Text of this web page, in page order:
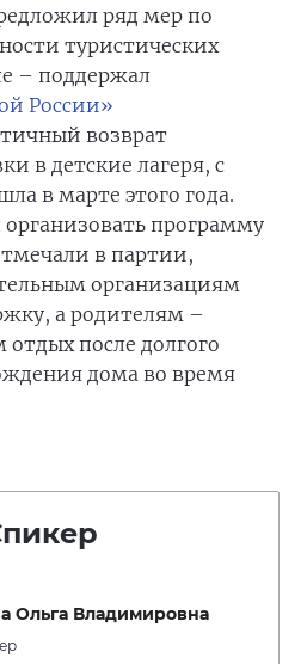
ряд мер по
туристических
– поддержал
России»
возврат
в детские лагеря, с
в марте этого года.
программу
в партии,
организациям
а родителям –
отдых после долгого
дома во время
Ольга Владимировна